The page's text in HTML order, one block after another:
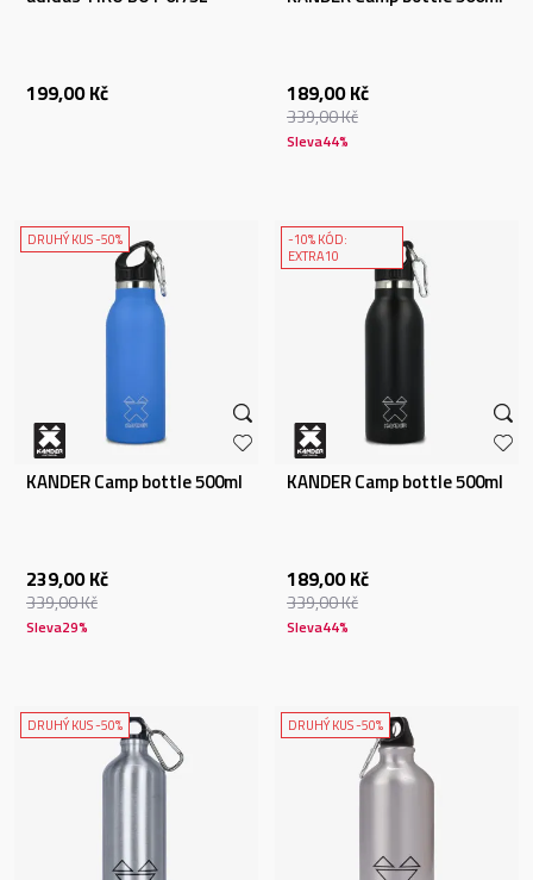
199,00 Kč 189,00 Kč
339,00Kč
Sleva44%
DRUHÝ KUS -50%
KANDER Camp bottle 500ml
239,00 Kč
339,00Kč
Sleva29%
-10% KÓD:
EXTRA10
KANDER Camp bottle 500ml
189,00 Kč
339,00Kč
Sleva44%
DRUHÝ KUS -50% DRUHÝ KUS -50%